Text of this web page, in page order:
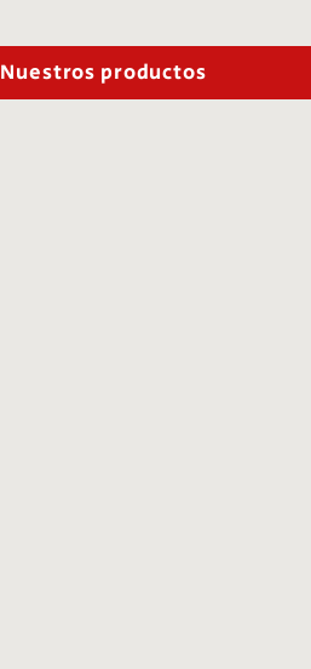
Nuestros productos